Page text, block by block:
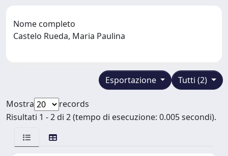
Nome completo
Castelo Rueda, Maria Paulina
Tutti (2)
Esportazione
Mostra
records
Risultati 1 - 2 di 2 (tempo di esecuzione: 0.005 secondi).